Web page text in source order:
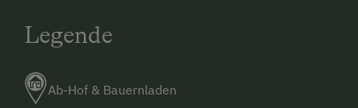
Legende
Ab-Hof & Bauernladen